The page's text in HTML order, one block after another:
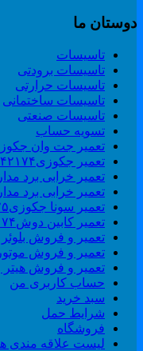
ما
تاسیسات
تاسیسات برودتی
تاسیسات حرارتی
تاسیسات ساختمانی
تاسیسات صنعتی
تسویه حساب
تعمیر جت وان جکوزی
تعمیر جکوزی۸۸۰۴۲۱۷۴_فروش وان_جکوزی
تعمیر خرابی برد
تعمیر خرابی برد
تعمیر سونا جکوزی۰۹۱۲۱۵۰۷۸۲۵#| Sauna | Jacuzzi
تعمیر کابین دوش۸۸۰۴۲۱۷۴_فروش کابین دوش
تعمیر و فروش بلوئر
تعمیر و فروش موتور
تعمیر و فروش هیتر
حساب کاربری من
سبد خرید
شرایط حمل
فروشگاه
لیست علاقه مندی ها